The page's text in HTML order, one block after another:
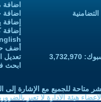
اضافة
إضافة
إضافة
أضف
تعديل
ابحث
متاحة للجميع مع الإشارة إلى
هيئة الادارة لا تعبر